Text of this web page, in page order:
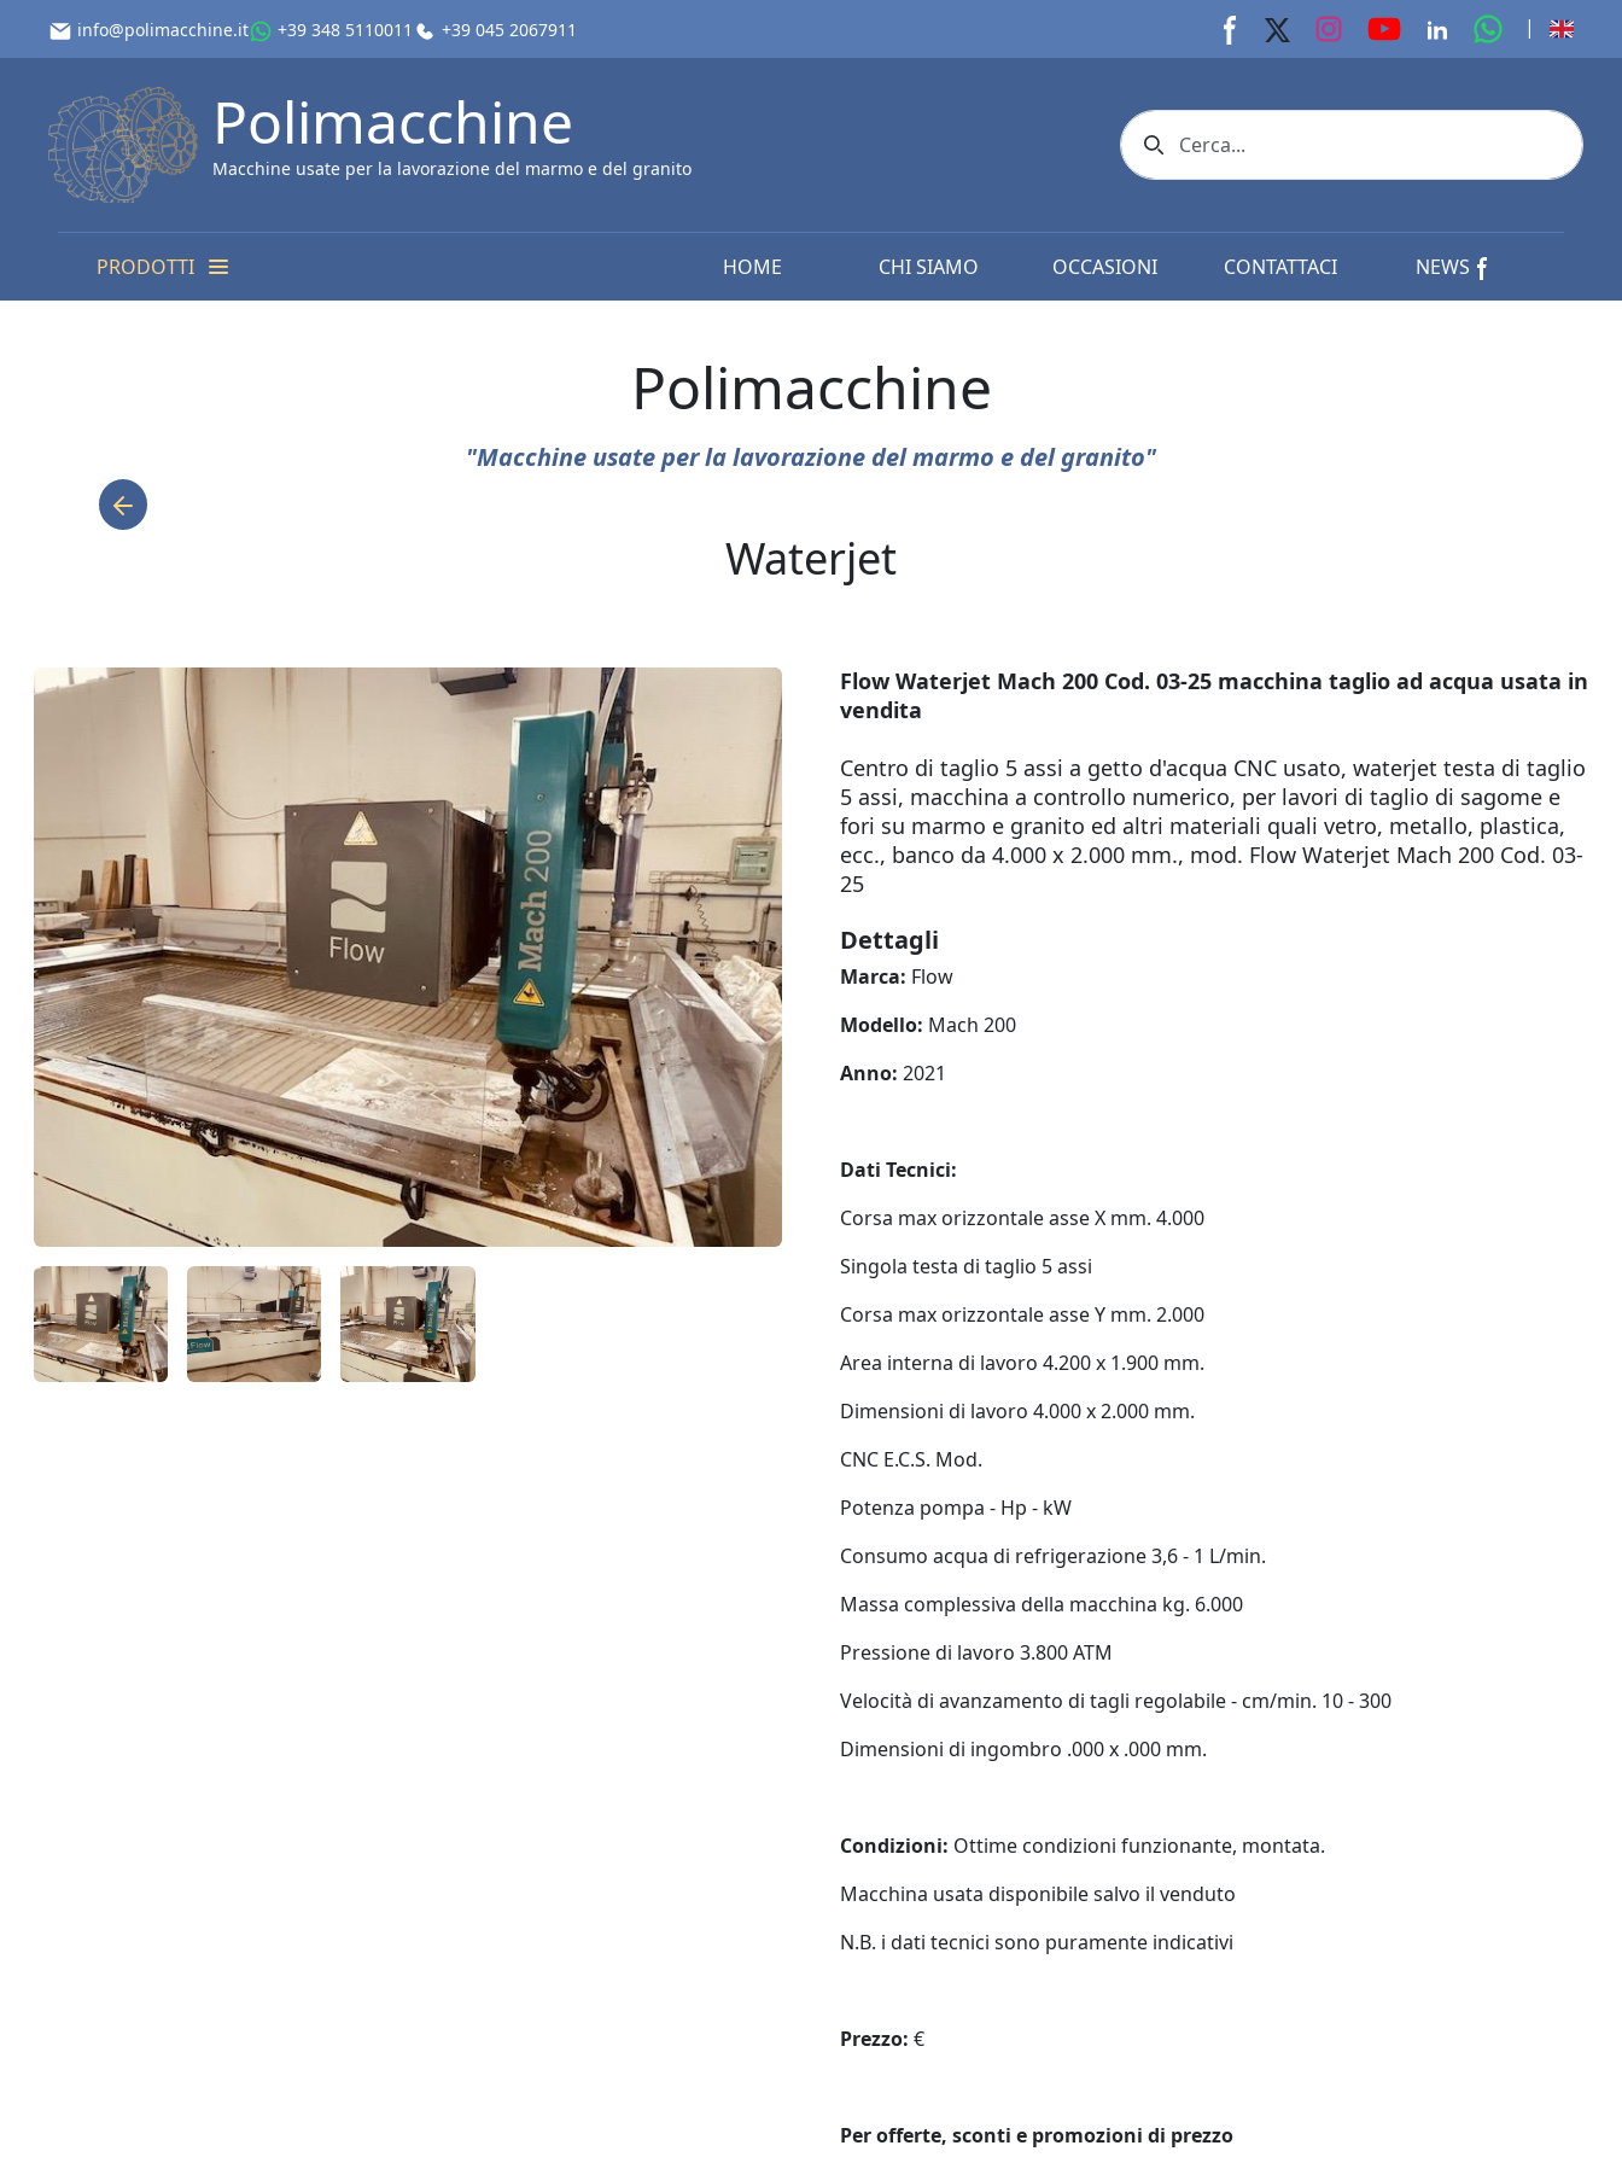
info@polimacchine.it +39 348 5110011 +39 045 2067911 Facebook page
X page Instagram page
youtube page
Linkedin page
whats app
|
Polimacchine
Macchine usate per la lavorazione del marmo e del granito Search icon
PRODOTTI HOME CHI SIAMO OCCASIONI CONTATTACI NEWS
Polimacchine
"Macchine usate per la lavorazione del marmo e del granito"
Waterjet
Flow Waterjet Mach 200 Cod. 03-25 macchina taglio ad acqua usata in
vendita
Centro di taglio 5 assi a getto d'acqua CNC usato, waterjet testa di taglio
5 assi, macchina a controllo numerico, per lavori di taglio di sagome e
fori su marmo e granito ed altri materiali quali vetro, metallo, plastica,
ecc., banco da 4.000 x 2.000 mm., mod. Flow Waterjet Mach 200 Cod. 03-
25
Dettagli
Marca: Flow
Modello: Mach 200
Anno: 2021
Dati Tecnici:
Corsa max orizzontale asse X mm. 4.000
Singola testa di taglio 5 assi
Corsa max orizzontale asse Y mm. 2.000
Area interna di lavoro 4.200 x 1.900 mm.
Dimensioni di lavoro 4.000 x 2.000 mm.
CNC E.C.S. Mod.
Potenza pompa - Hp - kW
Consumo acqua di refrigerazione 3,6 - 1 L/min.
Massa complessiva della macchina kg. 6.000
Pressione di lavoro 3.800 ATM
Velocità di avanzamento di tagli regolabile - cm/min. 10 - 300
Dimensioni di ingombro .000 x .000 mm.
Condizioni: Ottime condizioni funzionante, montata.
Macchina usata disponibile salvo il venduto
N.B. i dati tecnici sono puramente indicativi
Prezzo: €
Per offerte, sconti e promozioni di prezzo